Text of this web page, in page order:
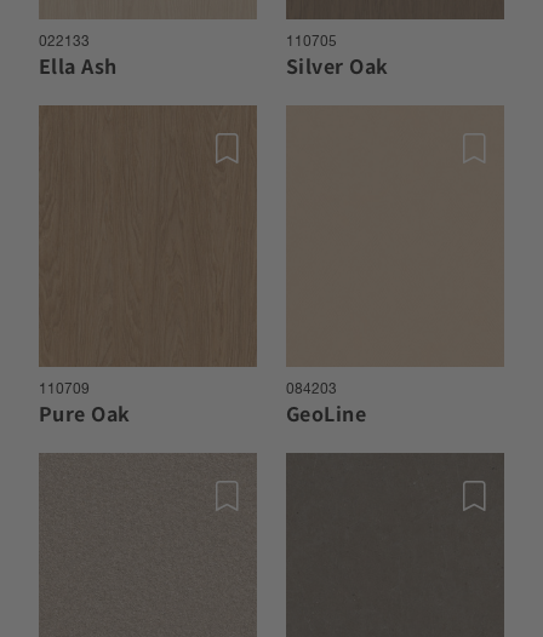
022133
Ella Ash
110705
Silver Oak
110709
Pure Oak
084203
GeoLine